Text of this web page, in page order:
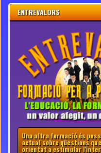
ENTREVALORS
Una altra formació és
actual sobre qüestions
orientat a estimular